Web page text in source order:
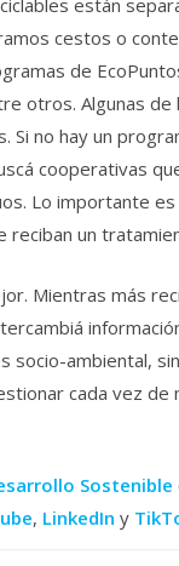
están
cestos o
de
otros. Algunas
no hay un
cooperativas
Lo importante es
un
Mientras más
ambiental,
cada vez
Sostenible
, LinkedIn y